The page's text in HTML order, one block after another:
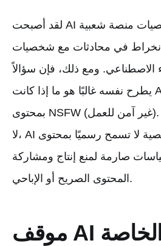
لقد أصبحت AI الخاصة بالشخصيات منصة شعبية
في محادثات مع شخصيات
الاصطناعي. ومع ذلك، فإن سؤالاً
يطرح نفسه غالبًا هو ما إذا كانت AI الشخصية تسمح
بمحتوى NSFW (غير آمن للعمل). الجواب القصير هو
لا، AI الشخصية لا تسمح رسميًا بمحتوى NSFW.
صارمة لمنع إنتاج ومشاركة
المحتوى الصريح أو الإباحي.
موقف AI الخاصة